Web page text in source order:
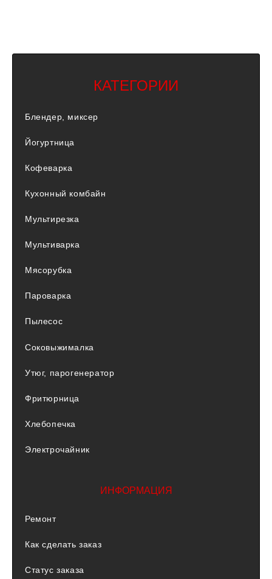
КАТЕГОРИИ
Блендер, миксер
Йогуртница
Кофеварка
Кухонный комбайн
Мультирезка
Мультиварка
Мясорубка
Пароварка
Пылесос
Соковыжималка
Утюг, парогенератор
Фритюрница
Хлебопечка
Электрочайник
ИНФОРМАЦИЯ
Ремонт
Как сделать заказ
Статус заказа